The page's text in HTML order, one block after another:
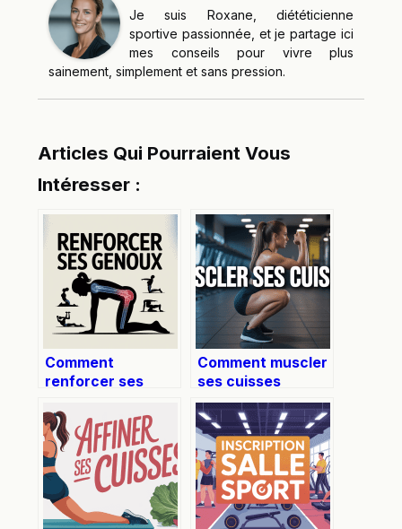
Je suis Roxane, diététicienne
sportive passionnée, et je partage ici
mes conseils pour vivre plus
sainement, simplement et sans pression.
Articles Qui Pourraient Vous
Intéresser :
Comment
renforcer ses
et exercices
simples pour plus
de stabilité
Comment muscler
ses cuisses
efficacement et
durablement